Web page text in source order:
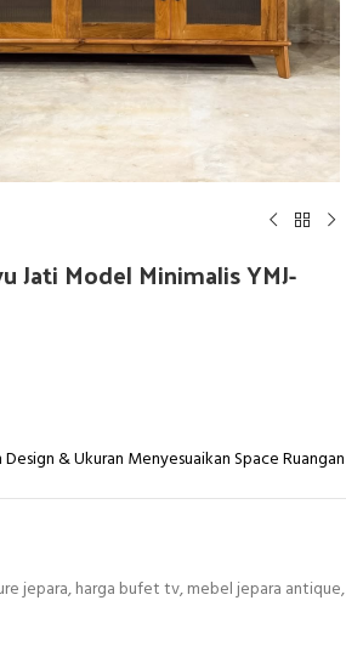
Jati Model Minimalis YMJ-
& Ukuran Menyesuaikan Space Ruangan
jepara,harga bufet tv,mebel jepara antique,